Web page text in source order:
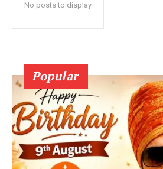
No posts to display
Popular